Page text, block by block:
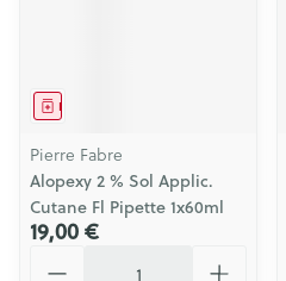
Médicament
Pierre Fabre
Alopexy 2 % Sol Applic.
Cutane Fl Pipette 1x60ml
19,00 €